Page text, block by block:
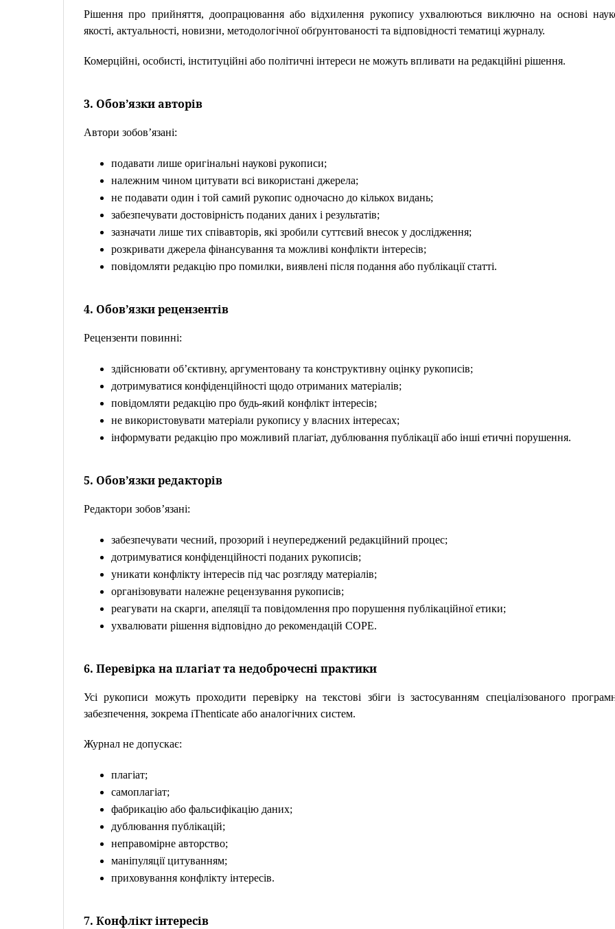
Рішення про прийняття, доопрацювання або відхилення рукопису ухвалюються виключно на основі
якості, актуальності, новизни, методологічної обґрунтованості та відповідності тематиці журналу.
Комерційні, особисті, інституційні або політичні інтереси не можуть впливати на редакційні рішення.
3. Обов’язки авторів
Автори зобов’язані:
подавати лише оригінальні наукові рукописи;
належним чином цитувати всі використані джерела;
не подавати один і той самий рукопис одночасно до кількох видань;
забезпечувати достовірність поданих даних і результатів;
зазначати лише тих співавторів, які зробили суттєвий внесок у дослідження;
розкривати джерела фінансування та можливі конфлікти інтересів;
повідомляти редакцію про помилки, виявлені після подання або публікації статті.
4. Обов’язки рецензентів
Рецензенти повинні:
здійснювати об’єктивну, аргументовану та конструктивну оцінку рукописів;
дотримуватися конфіденційності щодо отриманих матеріалів;
повідомляти редакцію про будь-який конфлікт інтересів;
не використовувати матеріали рукопису у власних інтересах;
інформувати редакцію про можливий плагіат, дублювання публікації або інші етичні порушення.
5. Обов’язки редакторів
Редактори зобов’язані:
забезпечувати чесний, прозорий і неупереджений редакційний процес;
дотримуватися конфіденційності поданих рукописів;
уникати конфлікту інтересів під час розгляду матеріалів;
організовувати належне рецензування рукописів;
реагувати на скарги, апеляції та повідомлення про порушення публікаційної етики;
ухвалювати рішення відповідно до рекомендацій COPE.
6. Перевірка на плагіат та недоброчесні практики
Усі рукописи можуть проходити перевірку на текстові збіги із застосуванням спеціалізованого
забезпечення, зокрема iThenticate або аналогічних систем.
Журнал не допускає:
плагіат;
самоплагіат;
фабрикацію або фальсифікацію даних;
дублювання публікацій;
неправомірне авторство;
маніпуляції цитуванням;
приховування конфлікту інтересів.
7. Конфлікт інтересів